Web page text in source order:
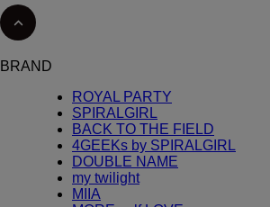
BRAND
ROYAL PARTY
SPIRALGIRL
BACK TO THE FIELD
4GEEKs by SPIRALGIRL
DOUBLE NAME
my twilight
MIIA